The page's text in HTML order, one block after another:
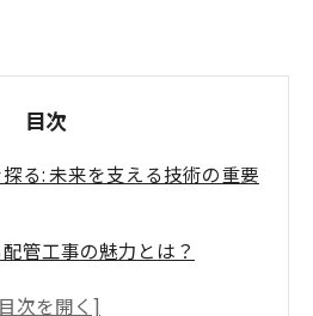
目次
る: 未来を支える技術の重要
管工事の魅力とは？
長する配管工たちの挑戦